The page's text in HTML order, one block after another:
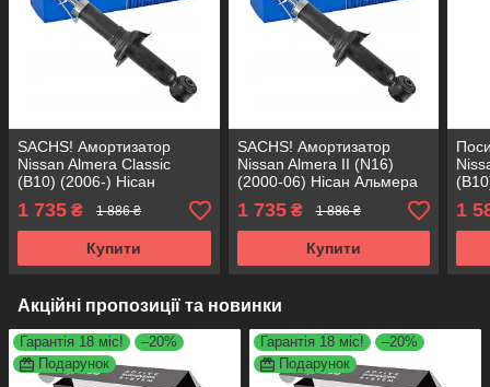
SACHS! Амортизатор
Nissan Almera Classic
(B10) (2006-) Нісан
Альмера Класік. Задній.
317134 , 341279 САКС
1 735 ₴ 1 886 ₴
Купити
SACHS! Амортизатор
Nissan Almera II (N16)
(2000-06) Нісан Альмера
II. Задній. 317134 , 341279
САКС
1 735₴ 1 886 ₴
Купити
1
Акційні пропозиції та новинки
Гарантія 18 міс!
–20%
Подарунок
Гарантія 18 міс!
–20%
Подарунок